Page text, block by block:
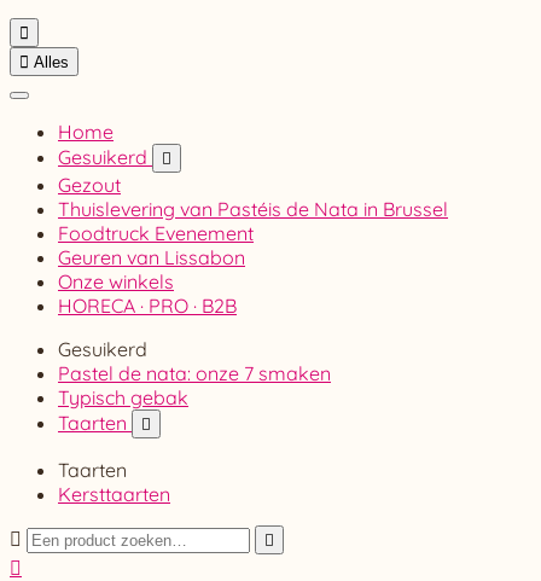

 Alles
Home
Gesuikerd

Gezout
Thuislevering van Pastéis de Nata in Brussel
Foodtruck Evenement
Geuren van Lissabon
Onze winkels
HORECA · PRO · B2B
Gesuikerd
Pastel de nata: onze 7 smaken
Typisch gebak
Taarten

Taarten
Kersttaarten


